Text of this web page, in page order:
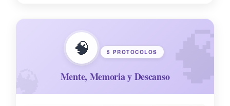
🧠 5 PROTOCOLOS
Mente, Memoria y Descanso